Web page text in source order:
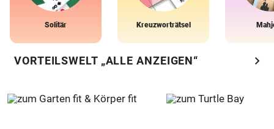
Solitär Kreuzworträtsel
VORTEILSWELT „ALLE ANZEIGEN“ chevron_right